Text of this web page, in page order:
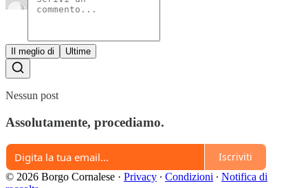
Il meglio di Ultime
Nessun post
Assolutamente, procediamo.
Iscriviti
© 2026 Borgo Cornalese · Privacy ∙ Condizioni ∙ Notifica di